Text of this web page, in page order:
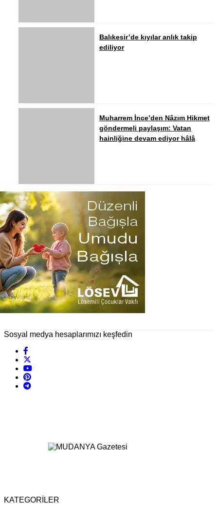
Balıkesir’de kıyılar anlık takip
ediliyor
Muharrem İnce’den Nâzım Hikmet
göndermeli paylaşım: Vatan
hainliğine devam ediyor hâlâ
Sosyal medya hesaplarımızı keşfedin
KATEGORİLER